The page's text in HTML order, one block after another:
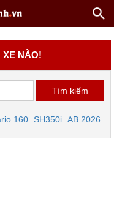
XE NÀO!
160 SH350i AB 2026